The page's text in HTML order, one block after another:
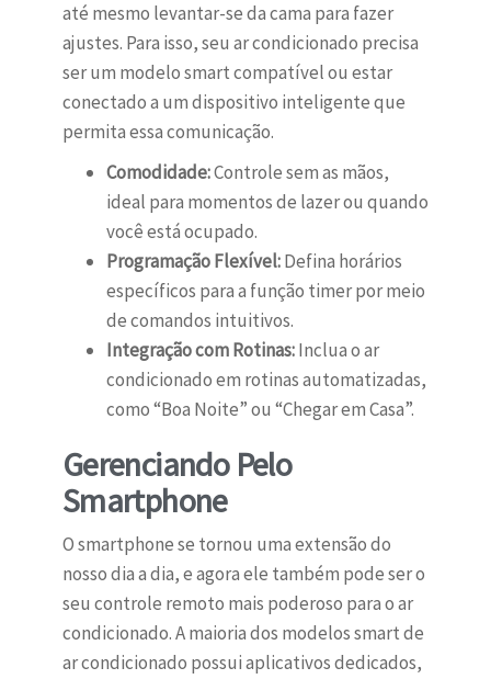
até mesmo levantar-se da cama para fazer
ajustes. Para isso, seu ar condicionado precisa
ser um modelo smart compatível ou estar
conectado a um dispositivo inteligente que
permita essa comunicação.
Comodidade:Controle sem as mãos,
ideal para momentos de lazer ou quando
você está ocupado.
Programação Flexível:Defina horários
específicos para a função timer por meio
de comandos intuitivos.
Integração com Rotinas:Inclua o ar
condicionado em rotinas automatizadas,
como “Boa Noite” ou “Chegar em Casa”.
Gerenciando Pelo
Smartphone
O smartphone se tornou uma extensão do
nosso dia a dia, e agora ele também pode ser o
seu controle remoto mais poderoso para o ar
condicionado. A maioria dos modelos smart de
ar condicionado possui aplicativos dedicados,